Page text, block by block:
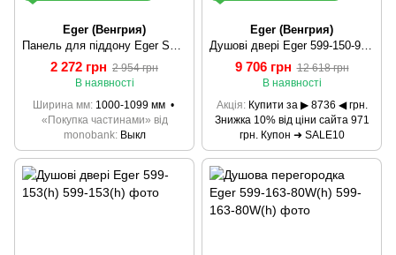
Eger (Венгрия)
2 272 грн 2 954 грн
В наявності
Ширина мм 1000-1099 мм
«Покупка частинами» від
monobank
Выкл
Eger (Венгрия)
9 706 грн 12 618 грн
В наявності
Акція
Купити за ▶ 8736 ◀ грн.
Знижка 10% від ціни сайта 971
грн. Купон ➜ SALE10